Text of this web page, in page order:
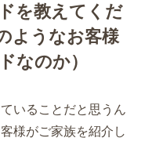
を教えてくだ
ようなお客様
なのか）
いることだと思うん
様がご家族を紹介し